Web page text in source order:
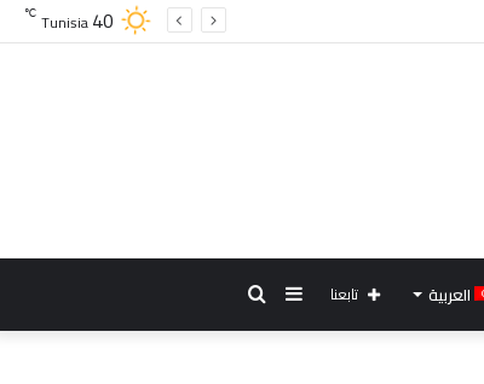
Tunisia40
℃
العربية
بحثإضافة
تابعنا